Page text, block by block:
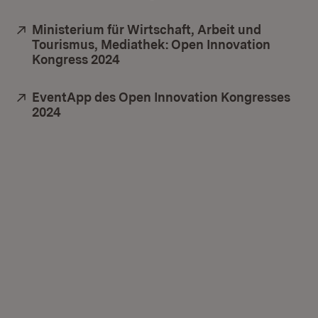
Extern:
Ministerium für Wirtschaft, Arbeit und
Tourismus, Mediathek: Open Innovation
Kongress 2024
Extern:
EventApp des Open Innovation Kongresses
2024